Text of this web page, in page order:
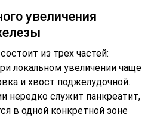
увеличения
из трех частей:
локальном увеличении чаще
и хвост поджелудочной.
нередко служит панкреатит,
в одной конкретной зоне